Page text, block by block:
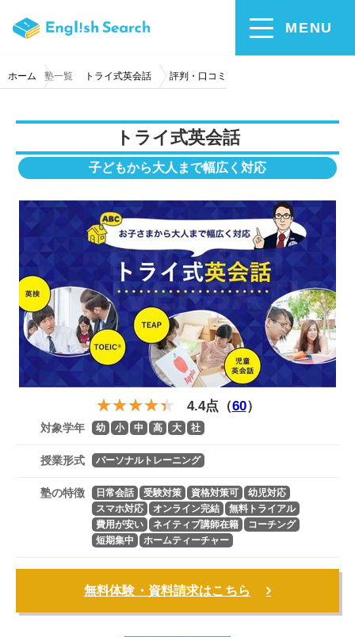
MENU
ホーム 塾一覧 トライ式英会話 評判・口コミ
トライ式英会話
子どもから大人まで幅広く対応
4.4点（60）
対象学年 幼 小 中 高 大 社
授業形式 パーソナルトレーニング
塾の特徴 日常会話 受験対策 資格対策可
幼児対応
スマホ対応
オンライン完結
無料トライアル
費用が安い
ネイティブ講師在籍
コーチング
短期集中
ホームティーチャー
無料体験・資料請求はこちら